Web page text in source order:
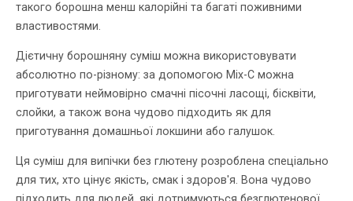
такого борошна менш калорійні та багаті поживними
властивостями.
Дієтичну борошняну суміш можна використовувати
абсолютно по-різному: за допомогою Mix-C можна
приготувати неймовірно смачні пісочні ласощі, бісквіти,
слойки, а також вона чудово підходить як для
приготування домашньої локшини або галушок.
Ця суміш для випічки без глютену розроблена спеціально
для тих, хто цінує якість, смак і здоров'я. Вона чудово